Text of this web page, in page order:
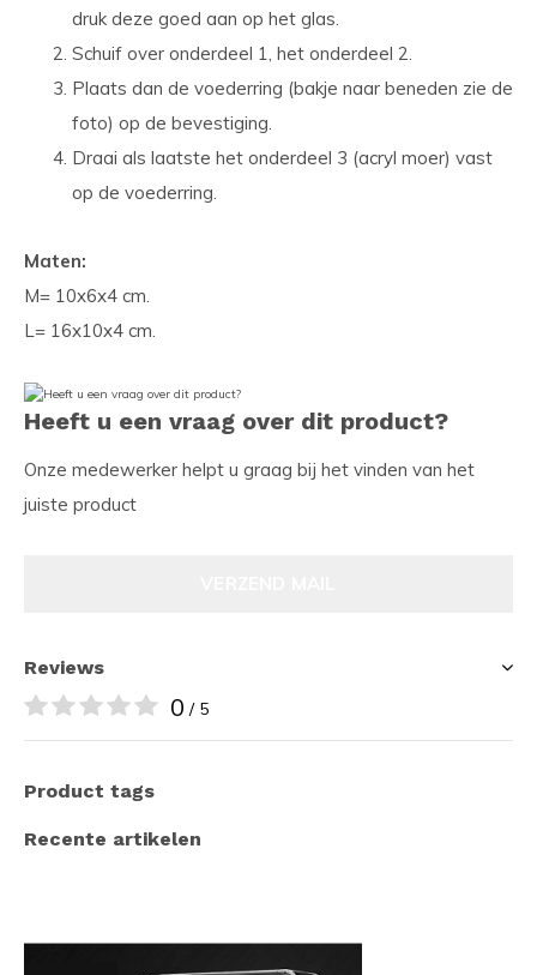
druk deze goed aan op het glas.
Schuif over onderdeel 1, het onderdeel 2.
Plaats dan de voederring (bakje naar beneden zie de
foto) op de bevestiging.
Draai als laatste het onderdeel 3 (acryl moer) vast
op de voederring.
Maten:
M= 10x6x4 cm.
L= 16x10x4 cm.
Heeft u een vraag over dit product?
Onze medewerker helpt u graag bij het vinden van het
juiste product
Reviews
0 / 5
Product tags
Recente artikelen